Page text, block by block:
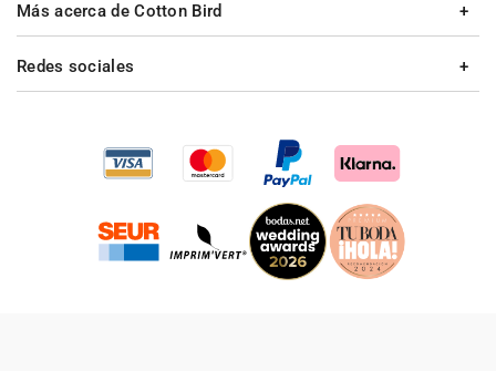
Más acerca de Cotton Bird
Redes sociales